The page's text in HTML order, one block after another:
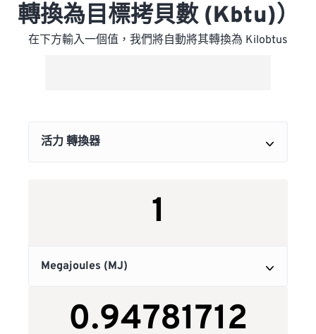
轉換為目標拷貝數 (Kbtu)）
在下方輸入一個值，我們將自動將其轉換為 Kilobtus